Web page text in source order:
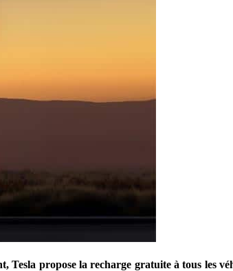
Tesla propose la recharge gratuite à tous les